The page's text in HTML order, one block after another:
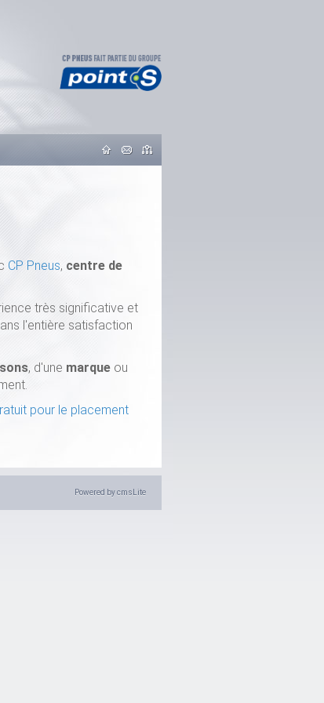
CP Pneus, centre de
très significative et
l'entière satisfaction
, d'une marque ou
pour le placement
Powered by cmsLite